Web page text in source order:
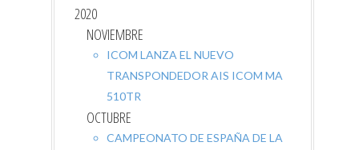
2020
NOVIEMBRE
ICOM LANZA EL NUEVO
TRANSPONDEDOR AIS ICOM MA
510TR
OCTUBRE
CAMPEONATO DE ESPAÑA DE LA